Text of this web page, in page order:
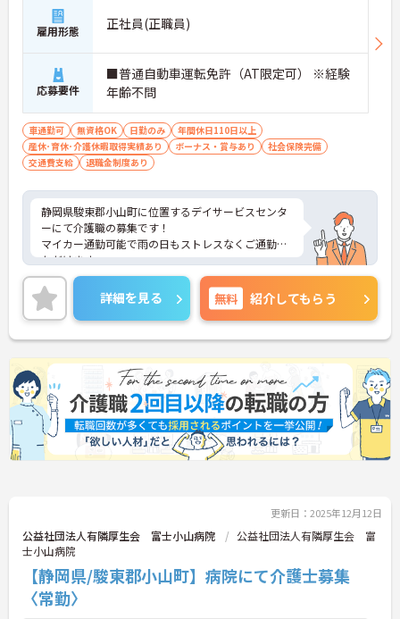
雇用形態 正社員(正職員)
応募要件
■普通自動車運転免許（AT限定可） ※経験
年齢不問
車通勤可 無資格OK 日勤のみ
年間休日110日以上
産休･育休･介護休暇取得実績あり
ボーナス・賞与あり
社会保険完備
交通費支給
退職金制度あり
静岡県駿東郡小山町に位置するデイサービスセンタ
ーにて介護職の募集です！
マイカー通勤可能で雨の日もストレスなくご通勤い
ただけます。
日勤のみのお仕事なので、終業後にプライベートも
充実させることができます♪
ご興味ある方には、面接対策ポイントなど、さらに
詳細をお話しいたしますのでお気軽にご相談くださ
い！
詳細を見る 無料 紹介してもらう
更新日：2025年12月12日
公益社団法人有隣厚生会 富士小山病院
公益社団法人有隣厚生会 富
士小山病院
【静岡県/駿東郡小山町】病院にて介護士募集
〈常勤〉